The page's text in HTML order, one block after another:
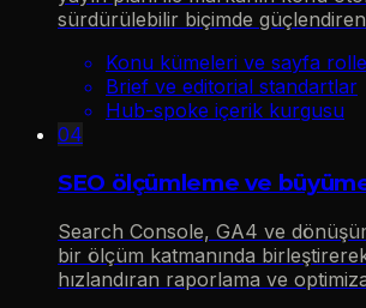
sürdürülebilir biçimde
Konu kümeleri ve sayfa
Brief ve editorial standartlar
Hub-spoke içerik kurgusu
04
SEO ölçümleme ve
Search Console, GA4 ve
bir ölçüm katmanında
hızlandıran raporlama ve